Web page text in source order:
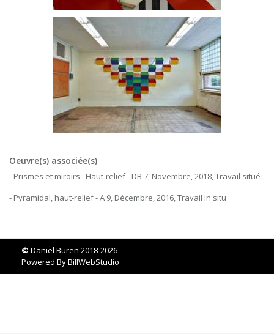
Oeuvre(s) associée(s)
- Prismes et miroirs : Haut-relief - DB 7, Novembre, 2018, Travail situé
- Pyramidal, haut-relief - A 9, Décembre, 2016, Travail in situ
© Daniel Buren 2018-2026
Powered ByBillWebStudio